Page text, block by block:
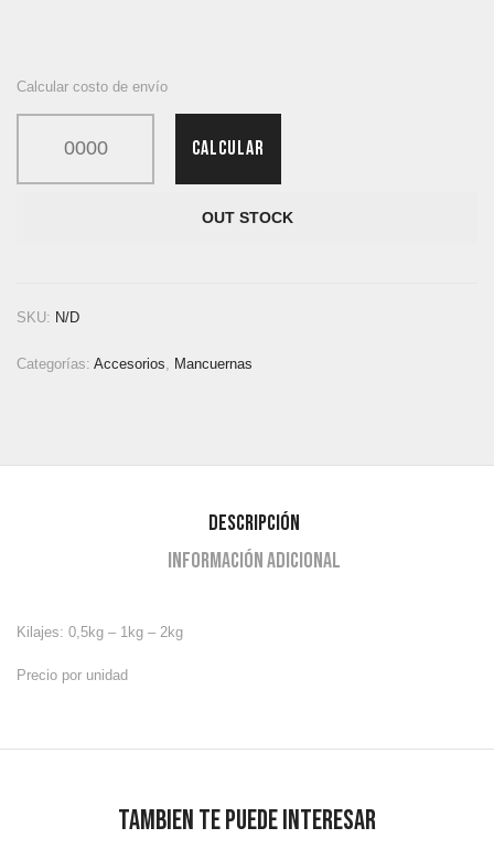
Calcular costo de envío
CALCULAR
OUT STOCK
SKU: N/D
Categorías: Accesorios Mancuernas
Descripción
Información adicional
Kilajes: 0,5kg – 1kg – 2kg
Precio por unidad
Tambien te puede interesar